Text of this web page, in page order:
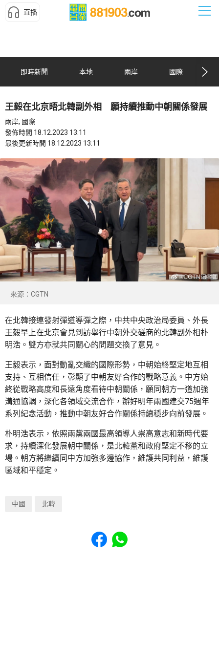
直播
即時新聞 本地 兩岸 國際
王毅在北京晤北韓副外相 願持續推動中朝關係發展
兩岸, 國際
發佈時間 18.12.2023 13:11
最後更新時間 18.12.2023 13:11
來源：CGTN
在北韓接連發射彈道導彈之際，中共中央政治局委員、外長
王毅早上在北京會見到訪舉行中朝外交磋商的北韓副外相朴
明浩。雙方亦就共同關心的問題交換了意見。
王毅表示，面對動亂交織的國際形勢，中朝始終堅定地互相
支持、互相信任，彰顯了中朝友好合作的戰略意義。中方始
終從戰略高度和長遠角度看待中朝關係，願同朝方一道加強
溝通協調，深化各領域交流合作，辦好明年兩國建交75週年
系列紀念活動，推動中朝友好合作關係持續穩步向前發展。
朴明浩表示，依照兩黨兩國最高領導人崇高意志和新時代要
求，持續深化發展朝中關係，是北韓黨和政府堅定不移的立
場。朝方將繼續同中方加強多邊協作，維護共同利益，維護
區域和平穩定。
中國 北韓
Share to Facebook
Share to WhatsApp